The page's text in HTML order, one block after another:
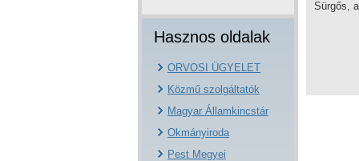
Hasznos oldalak
ORVOSI ÜGYELET
Közmű szolgáltatók
Magyar Államkincstár
Okmányiroda
Pest Megyei
Sürgős,